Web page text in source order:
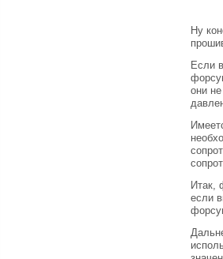
Ну
Если
они
Итак,
если